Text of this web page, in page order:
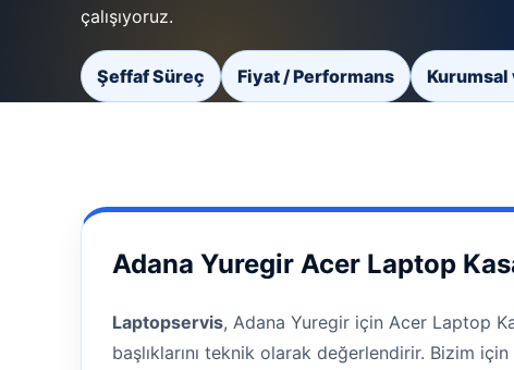
çalışıyoruz.
Şeffaf Süreç Fiyat / Performans
Adana Yuregir Acer Laptop
Laptopservis, Adana Yuregir için Acer Laptop
başlıklarını teknik olarak değerlendirir. Bizim